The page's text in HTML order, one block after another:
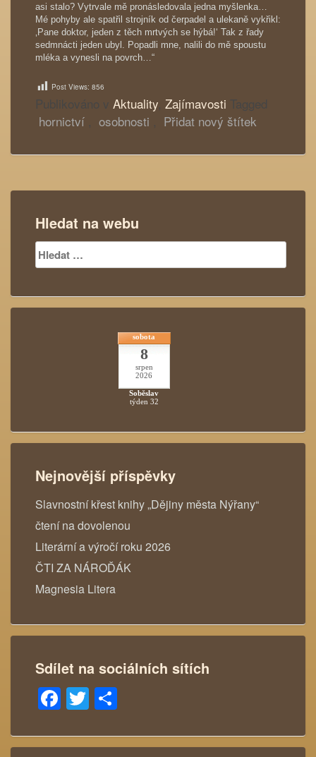
asi stalo? Vytrvale mě pronásledovala jedna myšlenka…
Mé pohyby ale spatřil strojník od čerpadel a ulekaně vykřikl:
‚Pane doktor, jeden z těch mrtvých se hýbá!‘ Tak z řady
sedmnácti jeden ubyl. Popadli mne, nalili do mě spoustu
mléka a vynesli na povrch…“
Post Views: 856
Publikováno v Aktuality, Zajímavosti Tagged
hornictví , osobnosti , Přidat nový štítek
Hledat na webu
Vyhledávání
sobota
8
srpen
2026
Soběslav
týden 32
Nejnovější příspěvky
Slavnostní křest knihy „Dějiny města Nýřany“
čtení na dovolenou
Literární a výročí roku 2026
ČTI ZA NÁROĎÁK
Magnesia Litera
Sdílet na sociálních sítích
Facebook
Twitter